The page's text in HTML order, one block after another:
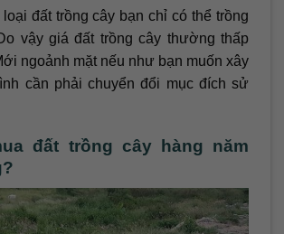
đất trồng cây bạn chỉ có thể trồng
vậy giá đất trồng cây thường thấp
ngoảnh mặt nếu như bạn muốn xây
cần phải chuyển đổi mục đích sử
đất trồng cây hàng năm